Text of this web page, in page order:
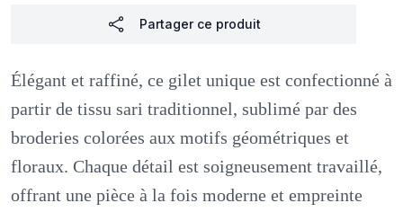
Partager ce produit
Élégant et raffiné, ce gilet unique est confectionné à
partir de tissu sari traditionnel, sublimé par des
broderies colorées aux motifs géométriques et
floraux. Chaque détail est soigneusement travaillé,
offrant une pièce à la fois moderne et empreinte